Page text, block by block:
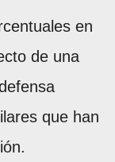
en
de una
que han